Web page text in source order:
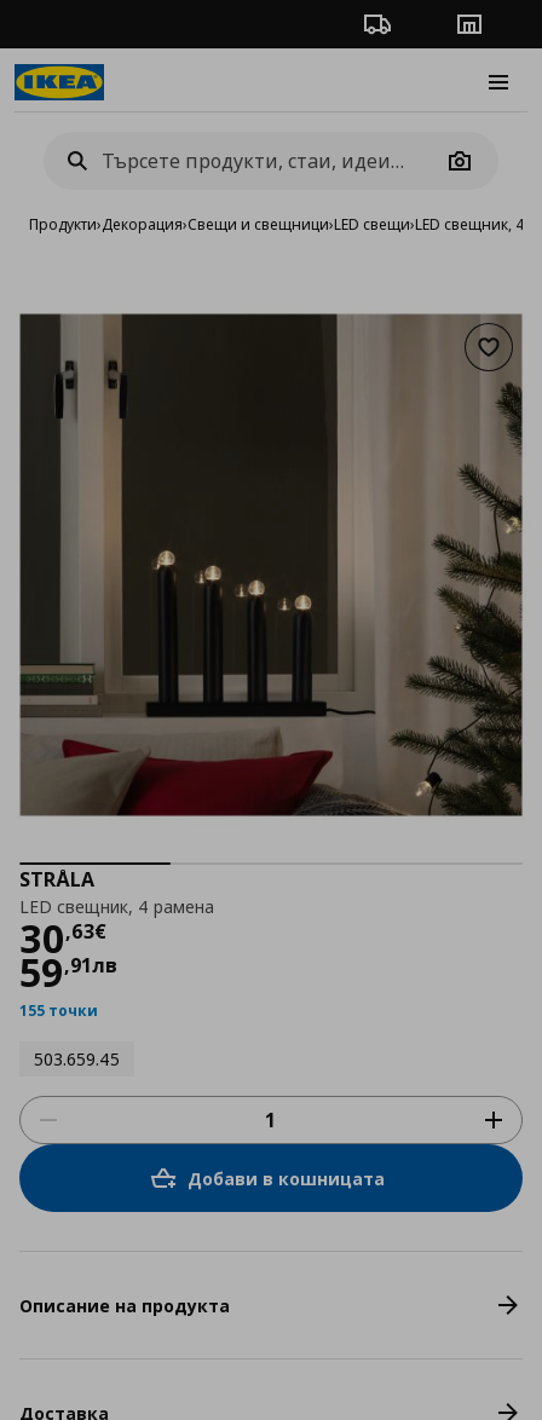
Проследяване на
Camera
Продукти›Декорация›Свещи и свещници›LED свещи›LED свещник, 4
STRÅLA
LED свещник, 4 рамена
30,63€
Цена
59,91лв
155 точки
503.659.45
Добави в кошницата
Описание на продукта
Доставка